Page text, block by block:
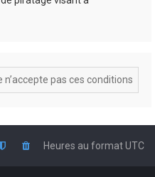
Heures au formatUTC